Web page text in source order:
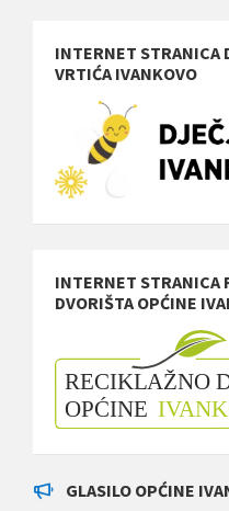
INTERNET STRANICA
VRTIĆA IVANKOVO
INTERNET STRANICA
DVORIŠTA OPĆINE
GLASILO OPĆINE